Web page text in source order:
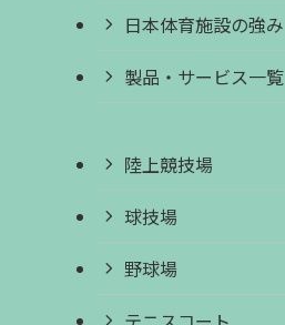
日本体育施設の強み
製品・サービス一覧
陸上競技場
球技場
野球場